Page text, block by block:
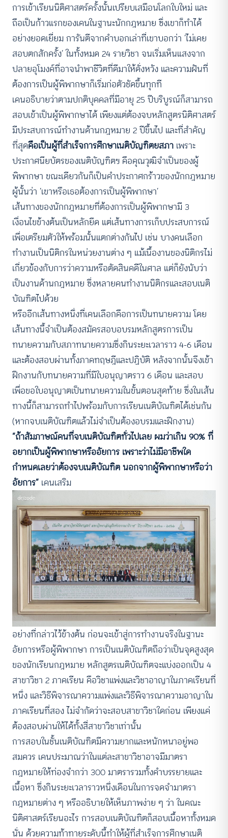
การเข้าเรียนนิติศาสตร์ครั้งนั้นเปรียบเสมือนโลกใบใหม่ และ
ถือเป็นก้าวแรกของเคนในฐานะนักกฎหมาย ซึ่งเขาก็ทำได้
อย่างยอดเยี่ยม การันตีจากคำบอกเล่าที่เขาบอกว่า ‘ไม่เคย
สอบตกสักครั้ง’ ในทั้งหมด 24 รายวิชา จนเริ่มเห็นแสงจาก
ปลายอุโมงค์ที่อาจนำพาชีวิตที่ดีมาให้ดั่งหวัง และความฝันที่
ต้องการเป็นผู้พิพากษาก็เริ่มก่อตัวชัดขึ้นทุกที
เคนอธิบายว่าตามปกติบุคคลที่มีอายุ 25 ปีบริบูรณ์ก็สามารถ
สอบเข้าเป็นผู้พิพากษาได้ เพียงแต่ต้องจบหลักสูตรนิติศาสตร์
มีประสบการณ์ทำงานด้านกฎหมาย 2 ปีขึ้นไป และที่สำคัญ
ที่สุดคือเป็นผู้ที่สำเร็จการศึกษาเนติบัญฑิตยสภา เพราะ
ประกาศนียบัตรของเนติบัญฑิตฯ คือคุณวุฒิจำเป็นของผู้
พิพากษา ขณะเดียวกันก็เป็นคำประกาศกร้าวของนักกฎหมาย
ผู้นั้นว่า ‘เขาหรือเธอต้องการเป็นผู้พิพากษา’
เส้นทางของนักกฎหมายที่ต้องการเป็นผู้พิพากษามี 3
เงื่อนไขข้างต้นเป็นหลักยึด แต่เส้นทางการเก็บประสบการณ์
เพื่อเตรียมตัวให้พร้อมนั้นแตกต่างกันไป เช่น บางคนเลือก
ทำงานเป็นนิติกรในหน่วยงานต่าง ๆ แม้เนื้องานของนิติกรไม่
เกี่ยวข้องกับการว่าความหรือตัดสินคดีในศาล แต่ก็ยังนับว่า
เป็นงานด้านกฎหมาย ซึ่งหลายคนทำงานนิติกรและสอบเนติ
บัณฑิตไปด้วย
หรืออีกเส้นทางหนึ่งที่เคนเลือกคือการเป็นทนายความ โดย
เส้นทางนี้จำเป็นต้องสมัครสอบอบรมหลักสูตรการเป็น
ทนายความกับสภาทนายความซึ่งกินระยะเวลาราว 4-6 เดือน
และต้องสอบผ่านทั้งภาคทฤษฎีและปฏิบัติ หลังจากนั้นจึงเข้า
ฝึกงานกับทนายความที่มีใบอนุญาตราว 6 เดือน และสอบ
เพื่อขอใบอนุญาตเป็นทนายความในขั้นตอนสุดท้าย ซึ่งในเส้น
ทางนี้ก็สามารถทำไปพร้อมกับการเรียนเนติบัณฑิตได้เช่นกัน
(หากจบเนติบัณฑิตแล้วไม่จำเป็นต้องอบรมและฝึกงาน)
“ถ้าสัมภาษณ์คนที่จบเนติบัณฑิตทั่วไปเลย ผมว่าเกิน 90% ที่
อยากเป็นผู้พิพากษาหรืออัยการ เพราะว่าไม่มีอาชีพใด
กำหนดเลยว่าต้องจบเนติบัณฑิต นอกจากผู้พิพากษาหรือว่า
อัยการ” เคนเสริม
อย่างที่กล่าวไว้ข้างต้น ก่อนจะเข้าสู่การทำงานจริงในฐานะ
อัยการหรือผู้พิพากษา การเป็นเนติบัณฑิตถือว่าเป็นจุดสูงสุด
ของนักเรียนกฎหมาย หลักสูตรเนติบัณฑิตจะแบ่งออกเป็น 4
สาขาวิชา 2 ภาคเรียน คือวิชาแพ่งและวิชาอาญาในภาคเรียนที่
หนึ่ง และวิธีพิจารณาความแพ่งและวิธีพิจารณาความอาญาใน
ภาคเรียนที่สอง ไม่จำกัดว่าจะสอบสาขาวิชาใดก่อน เพียงแค่
ต้องสอบผ่านให้ได้ทั้งสี่สาขาวิชาเท่านั้น
การสอบในชั้นเนติบัณฑิตมีความยากและหนักหนาอยู่พอ
สมควร เคนประมาณว่าในแต่ละสาขาวิชาอาจมีมาตรา
กฎหมายให้ท่องจำกว่า 300 มาตรารวมทั้งคำบรรยายและ
เนื้อหา ซึ่งกินระยะเวลาราวหนึ่งเดือนในการจดจำมาตรา
กฎหมายต่าง ๆ หรืออธิบายให้เห็นภาพง่าย ๆ ว่า ในคณะ
นิติศาสตร์เรียนอะไร การสอบเนติบัณทิตก็สอบเนื้อหาทั้งหมด
นั่น ด้วยความท้าทายระดับนี้ทำให้ผู้ที่สำเร็จการศึกษาเนติ